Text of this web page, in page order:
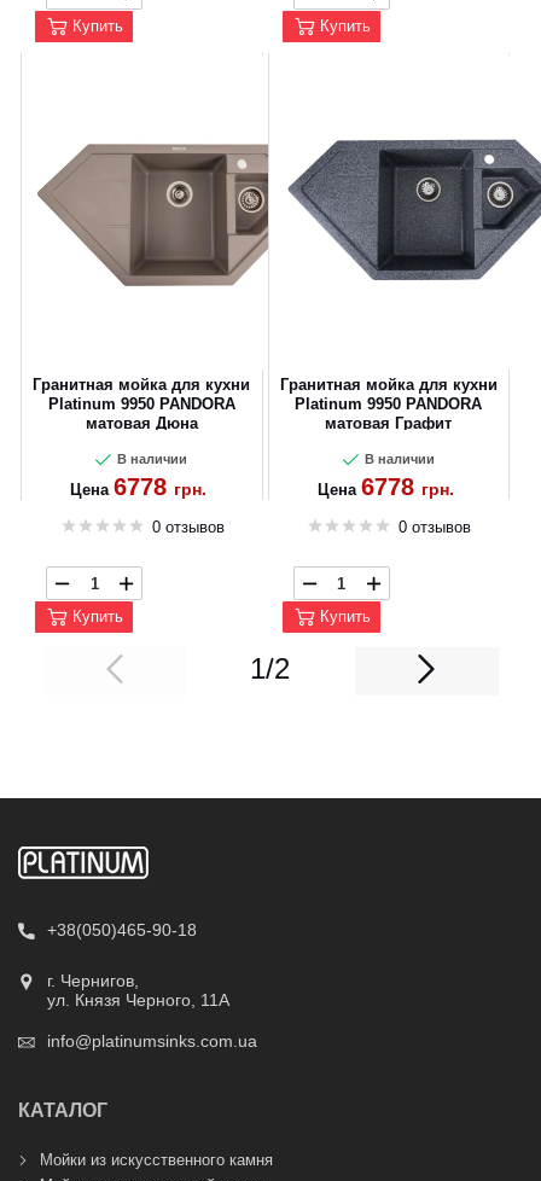
Купить Купить
Гранитная мойка для кухни
Platinum 9950 PANDORA
матовая Дюна
В наличии
Цена 6778 грн.
0 отзывов
Купить
Гранитная мойка для кухни
Platinum 9950 PANDORA
матовая Графит
В наличии
Цена 6778 грн.
0 отзывов
Купить
1/2
+38(050)465-90-18
г. Чернигов,
ул. Князя Черного, 11А
info@platinumsinks.com.ua
КАТАЛОГ
Мойки из искусственного камня